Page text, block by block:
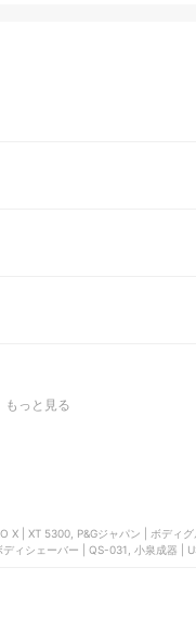
もっと見る
X | XT 5300, P&Gジャパン | ボディ
ィシェーバー | ‎QS-031, 小泉成器 |